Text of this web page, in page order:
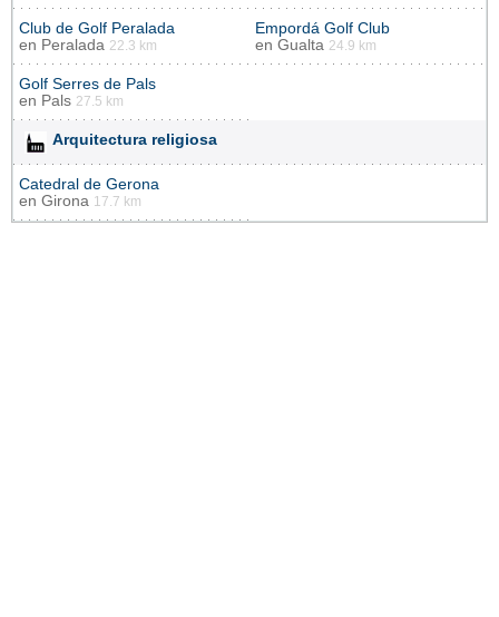
Club de Golf Peralada
en Peralada 22.3 km
Empordá Golf Club
en Gualta 24.9 km
Golf Serres de Pals
en Pals 27.5 km
Arquitectura religiosa
Catedral de Gerona
en Girona 17.7 km